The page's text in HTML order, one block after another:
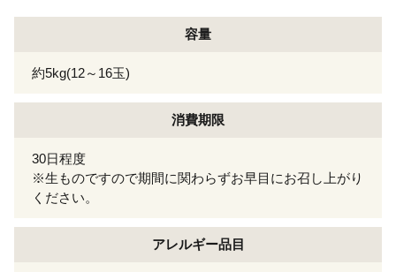
容量
約5kg(12～16玉)
消費期限
30日程度
※生ものですので期間に関わらずお早目にお召し上がり
ください。
アレルギー品目